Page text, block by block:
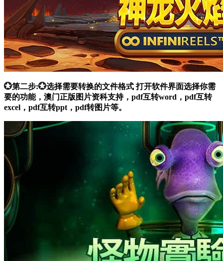
💮第二步:💮选择需要转换的文件格式 打开软件界面选择你需
要的功能，澳门正版图片资科支持，pdf互转word，pdf互转
excel，pdf互转ppt，pdf转图片等。